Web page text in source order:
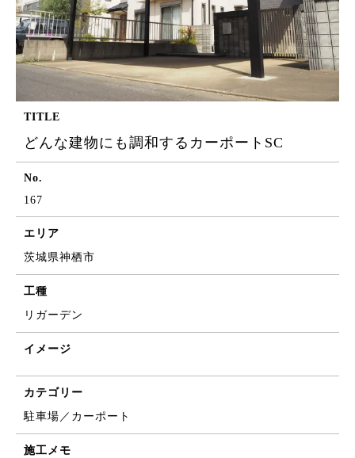
TITLE
どんな建物にも調和するカーポートSC
No.
167
エリア
茨城県神栖市
工種
リガーデン
イメージ
カテゴリー
駐車場／カーポート
施工メモ